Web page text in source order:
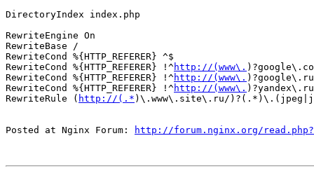
DirectoryIndex index.php
RewriteEngine On
RewriteBase /
RewriteCond %{HTTP_REFERER} ^$
RewriteCond %{HTTP_REFERER} !^http://(www\.
RewriteCond %{HTTP_REFERER} !^http://(www\.
RewriteCond %{HTTP_REFERER} !^http://(www\.
RewriteRule ( http://(.* )\.www\.site\.ru/
Posted at Nginx Forum: http://forum.nginx.org/